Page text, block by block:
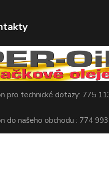
pro technické dotazy: 775
do našeho obchodu : 774